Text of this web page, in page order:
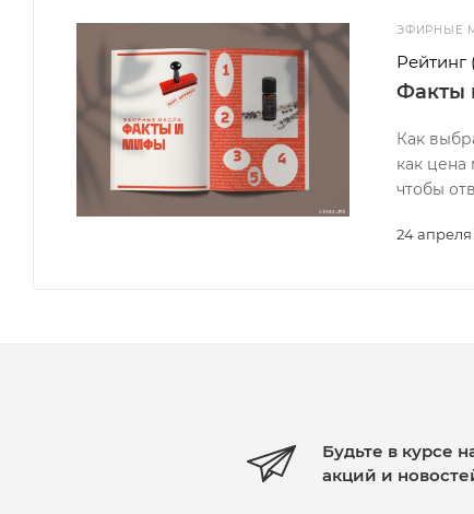
ЭФИРНЫЕ
Рейтинг
24 апреля
Факты
Как
как
чтобы
Будьте в курсе
акций и